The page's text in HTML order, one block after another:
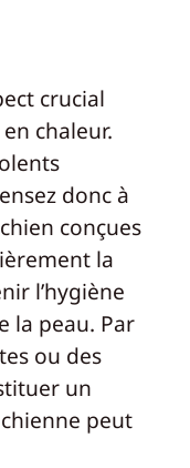
crucial
chaleur.
donc à
conçues
la
l’hygiène
la peau. Par
ou des
un
peut